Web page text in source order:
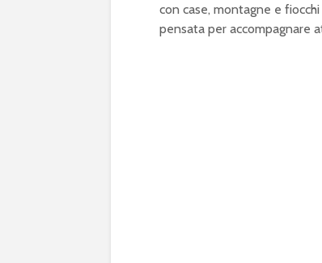
con case, montagne e
pensata per accompagnare